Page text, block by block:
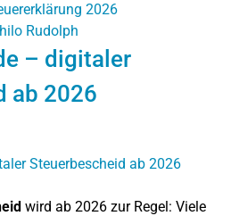
2026
Rudolph
– digitaler
ab 2026
wird ab 2026 zur Regel: Viele